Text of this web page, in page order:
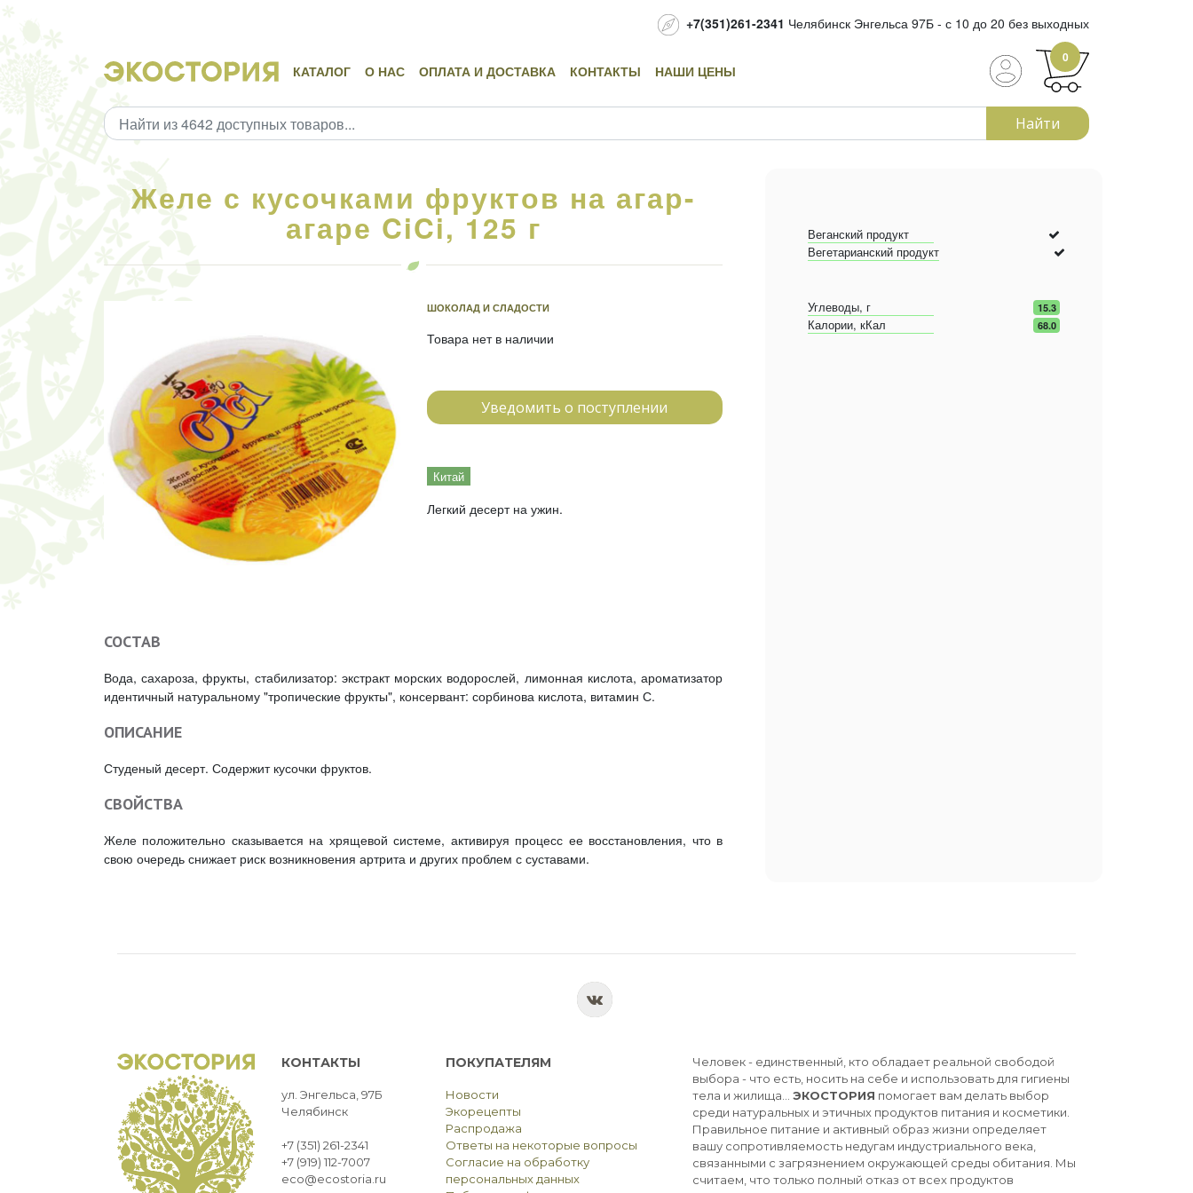
+7(351)261-2341 Челябинск Энгельса 97Б - с 10 до 20 без выходных
КАТАЛОГ О НАС ОПЛАТА И ДОСТАВКА КОНТАКТЫ НАШИ ЦЕНЫ
0
Найти
Желе с кусочками фруктов на агар-
агаре CiCi, 125 г
ШОКОЛАД И СЛАДОСТИ
Товара нет в наличии
Уведомить о поступлении
Китай
Легкий десерт на ужин.
СОСТАВ
Вода, сахароза, фрукты, стабилизатор: экстракт морских водорослей, лимонная кислота, ароматизатор
идентичный натуральному "тропические фрукты", консервант: сорбинова кислота, витамин С.
ОПИСАНИЕ
Студеный десерт. Содержит кусочки фруктов.
СВОЙСТВА
Желе положительно сказывается на хрящевой системе, активируя процесс ее восстановления, что в
свою очередь снижает риск возникновения артрита и других проблем с суставами.
Веганский продукт
Вегетарианский продукт
Углеводы, г 15.3
Калории, кКал 68.0
КОНТАКТЫ
ул. Энгельса, 97Б
Челябинск
+7 (351) 261-2341
+7 (919) 112-7007
eco@ecostoria.ru
ПОКУПАТЕЛЯМ
Новости
Экорецепты
Распродажа
Ответы на некоторые вопросы
Согласие на обработку
персональных данных
Человек - единственный, кто обладает реальной свободой
выбора - что есть, носить на себе и использовать для гигиены
тела и жилища... ЭКОСТОРИЯ помогает вам делать выбор
среди натуральных и этичных продуктов питания и косметики.
Правильное питание и активный образ жизни определяет
вашу сопротивляемость недугам индустриального века,
связанными с загрязнением окружающей среды обитания. Мы
считаем, что только полный отказ от всех продуктов